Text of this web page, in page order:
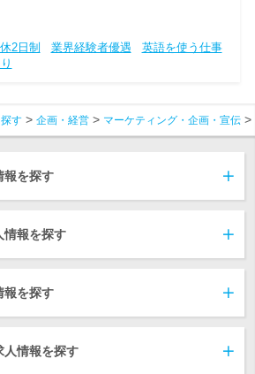
2日制 業界経験者優遇
英語を使う仕事
す 企画・経営 マーケティング・企画・宣伝
報を探す
情報を探す
報を探す
人情報を探す